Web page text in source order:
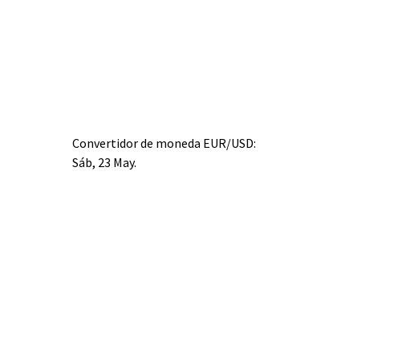
Convertidor de moneda EUR/USD:
Sáb, 23 May.